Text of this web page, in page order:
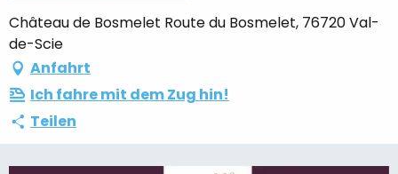
Château de Bosmelet Route du Bosmelet, 76720 Val-
de-Scie
Anfahrt
Ich fahre mit dem Zug hin!
Teilen